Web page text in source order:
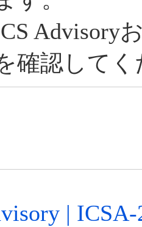
Advisory
確認してく
| ICSA-